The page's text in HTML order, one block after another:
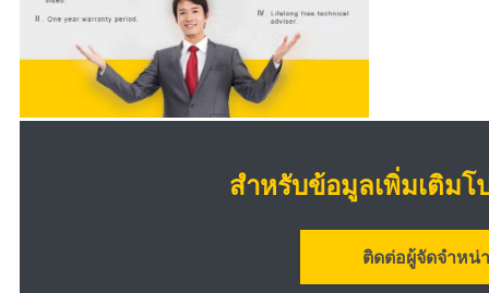
สำหรับข้อมูลเพิ่มเติมโ
ติดต่อผู้จัดจำหน่